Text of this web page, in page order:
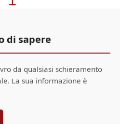
di sapere
da qualsiasi schieramento
La sua informazione è